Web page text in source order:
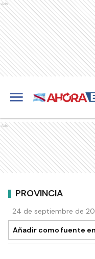
Ads
Ads
PROVINCIA
24 de septiembre de
Añadir como fuente en